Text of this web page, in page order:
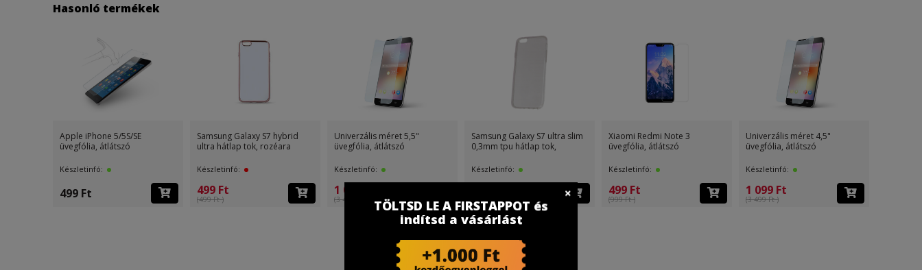
Hasonló termékek
Apple iPhone 5/5S/SE
üvegfólia, átlátszó
Készletinfó:
499 Ft
Samsung Galaxy S7 hybrid
ultra hátlap tok, rozéara
Készletinfó:
499 Ft
(499 Ft )
Univerzális méret 5,5"
üvegfólia, átlátszó
Készletinfó:
1 099 Ft
(3 499 Ft )
Samsung Galaxy S7 ultra slim
0,3mm tpu hátlap tok,
Készletinfó:
Xiaomi Redmi Note 3
üvegfólia, átlátszó
Készletinfó:
499 Ft
(999 Ft )
Univerzális méret 4,5"
üvegfólia, átlátszó
Készletinfó:
1 099 Ft
(3 499 Ft )
TÖLTSD LE A FIRSTAPPOT és
indítsd a vásárlást